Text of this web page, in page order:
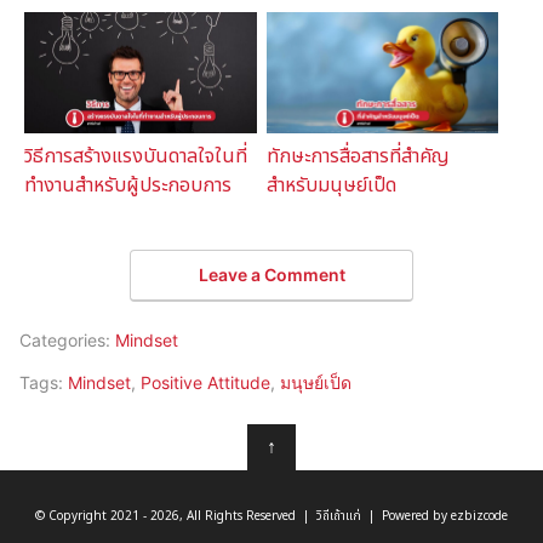
วิธีการสร้างแรงบันดาลใจในที่
ทำงานสำหรับผู้ประกอบการ
ทักษะการสื่อสารที่สำคัญ
สำหรับมนุษย์เป็ด
Leave a Comment
Categories: Mindset
Tags: Mindset, Positive Attitude, มนุษย์เป็ด
↑
© Copyright 2021 - 2026, All Rights Reserved | วิถีเถ้าแก่ | Powered by ezbizcode